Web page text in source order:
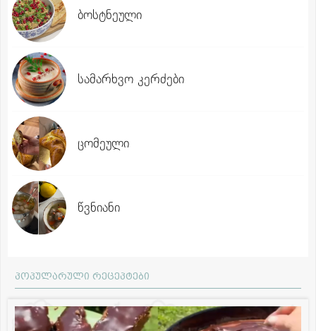
ბოსტნეული
სამარხვო კერძები
ცომეული
წვნიანი
პოპულარული რეცეპტები